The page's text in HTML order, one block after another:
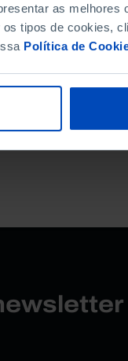
as melhores
tipos de cookies,
Política de